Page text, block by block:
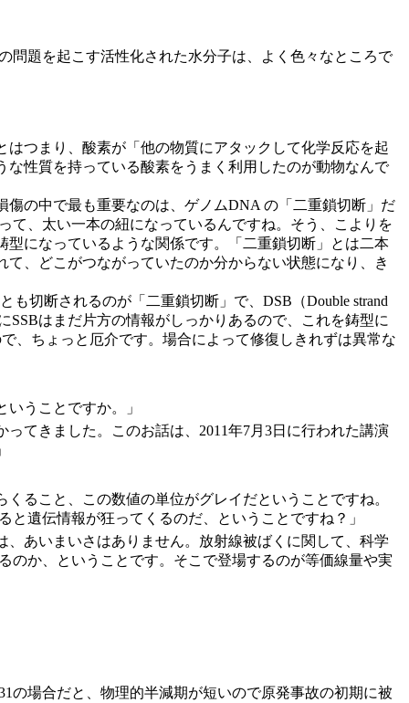
問題を起こす活性化された水分子は、よく色々なところで
つまり、酸素が「他の物質にアタックして化学反応を起
性質を持っている酸素をうまく利用したのが動物なんで
の中で最も重要なのは、ゲノムDNA の「二重鎖切断」だ
、太い一本の紐になっているんですね。そう、こよりを
になっているような関係です。「二重鎖切断」とは二本
、どこがつながっていたのか分からない状態になり、き
も切断されるのが「二重鎖切断」で、DSB（Double strand
はまだ片方の情報がしっかりあるので、これを鋳型に
、ちょっと厄介です。場合によって修復しきれずは異常な
うことですか。」
てきました。このお話は、2011年7月3日に行われた講演
ること、この数値の単位がグレイだということですね。
遺伝情報が狂ってくるのだ、ということですね？」
あいまいさはありません。放射線被ばくに関して、科学
か、ということです。そこで登場するのが等価線量や実
の場合だと、物理的半減期が短いので原発事故の初期に被